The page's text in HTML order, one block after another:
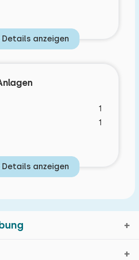
Details anzeigen
1
1
Details anzeigen